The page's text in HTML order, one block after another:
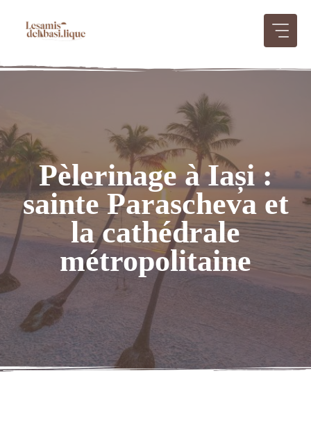
Pèlerinage à Iași :
sainte Parascheva et
la cathédrale
métropolitaine